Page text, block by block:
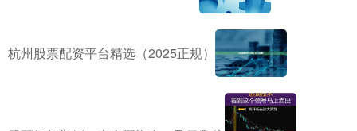
杭州股票配资平台精选（2025正规）